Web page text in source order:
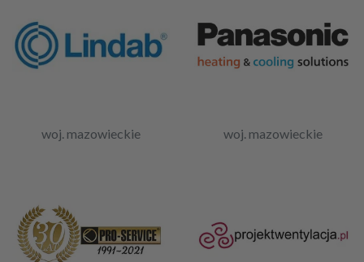
woj. mazowieckie woj. mazowieckie